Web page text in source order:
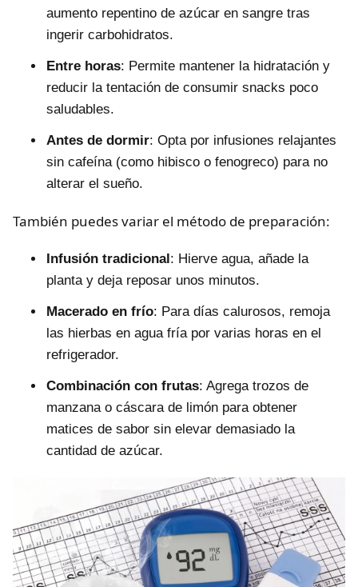
aumento repentino de azúcar en sangre tras
ingerir carbohidratos.
Entre horas: Permite mantener la hidratación y
reducir la tentación de consumir snacks poco
saludables.
Antes de dormir: Opta por infusiones relajantes
sin cafeína (como hibisco o fenogreco) para no
alterar el sueño.
También puedes variar el método de preparación:
Infusión tradicional: Hierve agua, añade la
planta y deja reposar unos minutos.
Macerado en frío: Para días calurosos, remoja
las hierbas en agua fría por varias horas en el
refrigerador.
Combinación con frutas: Agrega trozos de
manzana o cáscara de limón para obtener
matices de sabor sin elevar demasiado la
cantidad de azúcar.